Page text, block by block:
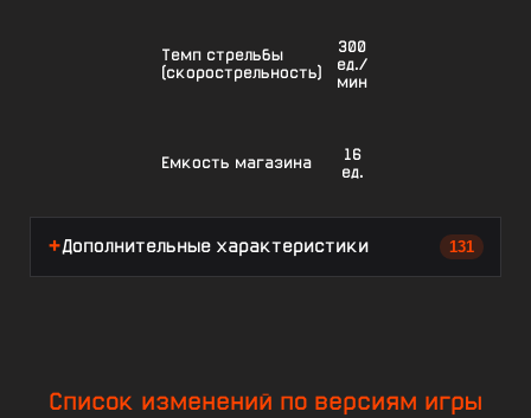
Темп стрельбы
(скорострельность)
300
ед./
мин
Емкость магазина
16
ед.
Дополнительные характеристики 131
Список изменений по версиям игры